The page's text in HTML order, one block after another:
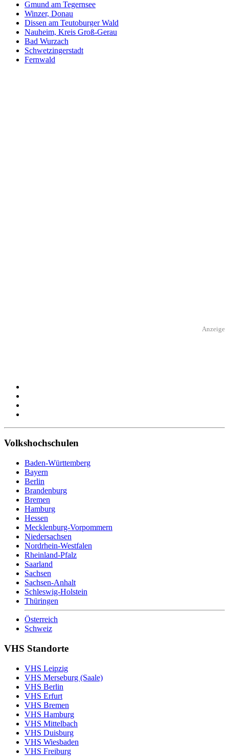
Gmund am Tegernsee
Winzer, Donau
Dissen am Teutoburger Wald
Nauheim, Kreis Groß-Gerau
Bad Wurzach
Schwetzingerstadt
Fernwald
Anzeige
Volkshochschulen
Baden-Württemberg
Bayern
Berlin
Brandenburg
Bremen
Hamburg
Hessen
Mecklenburg-Vorpommern
Niedersachsen
Nordrhein-Westfalen
Rheinland-Pfalz
Saarland
Sachsen
Sachsen-Anhalt
Schleswig-Holstein
Thüringen
Österreich
Schweiz
VHS Standorte
VHS Leipzig
VHS Merseburg (Saale)
VHS Berlin
VHS Erfurt
VHS Bremen
VHS Hamburg
VHS Mittelbach
VHS Duisburg
VHS Wiesbaden
VHS Freiburg